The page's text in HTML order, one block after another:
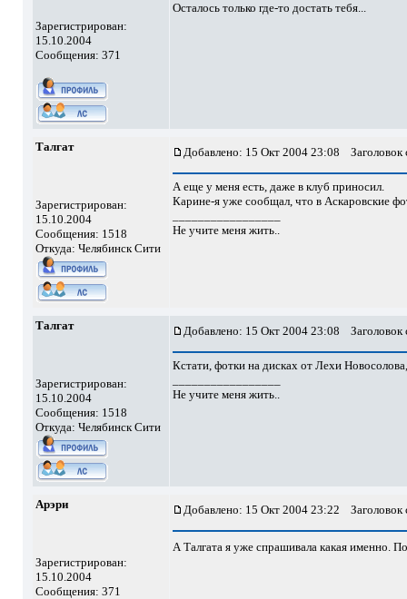
Зарегистрирован:
15.10.2004
Сообщения: 371
Осталось только где-то достать тебя...
Талгат
Зарегистрирован:
15.10.2004
Сообщения: 1518
Откуда: Челябинск Сити
Добавлено: 15 Окт 2004 23:08
А еще у меня есть, даже в клуб приносил.
Карине-я уже сообщал, что в Аскаровские
Не учите меня жить..
Талгат
Зарегистрирован:
15.10.2004
Сообщения: 1518
Откуда: Челябинск Сити
Добавлено: 15 Окт 2004 23:08
Кстати, фотки на дисках от Лехи
Не учите меня жить..
Арэри
Зарегистрирован:
15.10.2004
Сообщения: 371
Добавлено: 15 Окт 2004 23:22
А Талгата я уже спрашивала какая именно.